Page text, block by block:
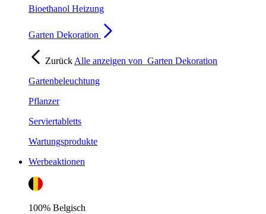
Bioethanol Heizung
Garten Dekoration
Zurück Alle anzeigen von Garten Dekoration
Gartenbeleuchtung
Pflanzer
Serviertabletts
Wartungsprodukte
Werbeaktionen
100% Belgisch